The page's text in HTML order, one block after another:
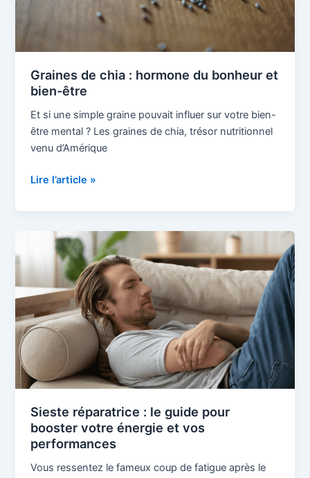
Graines de chia : hormone du bonheur et
bien-être
Et si une simple graine pouvait influer sur votre bien-
être mental ? Les graines de chia, trésor nutritionnel
venu d’Amérique
et
être
Lire l’article »
Sieste réparatrice : le guide pour
booster votre énergie et vos
performances
Vous ressentez le fameux coup de fatigue après le
Sieste
réparatrice
:
le
guide
pour
booster
votre
énergie
et
vos
performances